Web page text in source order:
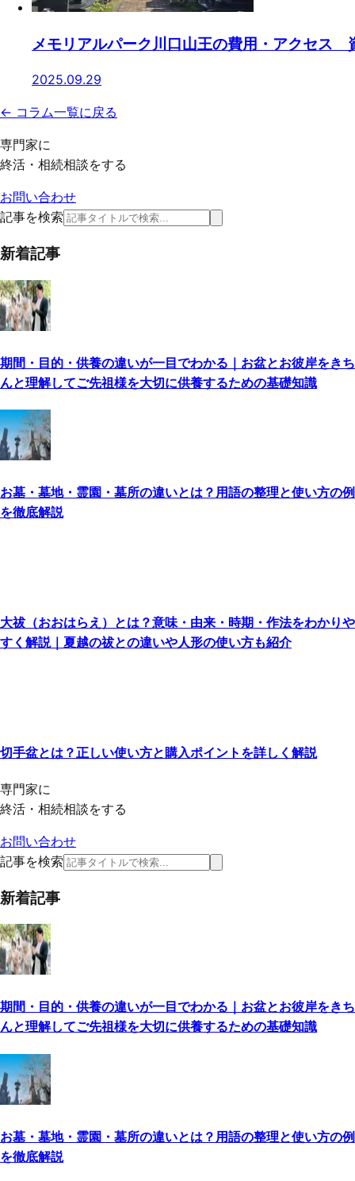
メモリアルパーク川口山王の費用・アクセス
2025.09.29
← コラム一覧に戻る
専門家に
終活・相続相談をする
お問い合わせ
記事を検索
新着記事
期間・目的・供養の違いが一目でわかる｜お盆とお彼岸をきち
んと理解してご先祖様を大切に供養するための基礎知識
お墓・墓地・霊園・墓所の違いとは？用語の整理と使い方の例
を徹底解説
大祓（おおはらえ）とは？意味・由来・時期・作法をわかりや
すく解説｜夏越の祓との違いや人形の使い方も紹介
切手盆とは？正しい使い方と購入ポイントを詳しく解説
専門家に
終活・相続相談をする
お問い合わせ
記事を検索
新着記事
期間・目的・供養の違いが一目でわかる｜お盆とお彼岸をきち
んと理解してご先祖様を大切に供養するための基礎知識
お墓・墓地・霊園・墓所の違いとは？用語の整理と使い方の例
を徹底解説